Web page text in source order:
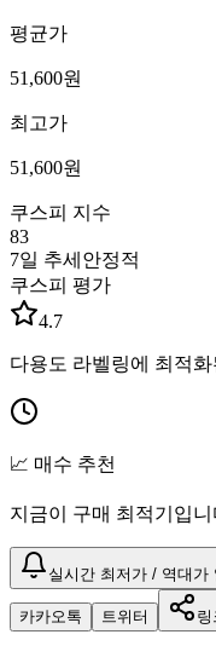
평균가
51,600원
최고가
51,600원
쿠스피 지수
83
7일 추세 안정적
쿠스피 평가
4.7
다용도 라벨링에 최적화
📈 매수 추천
지금이 구매 최적기입니
실시간 최저가 / 역대가
카카오톡 트위터